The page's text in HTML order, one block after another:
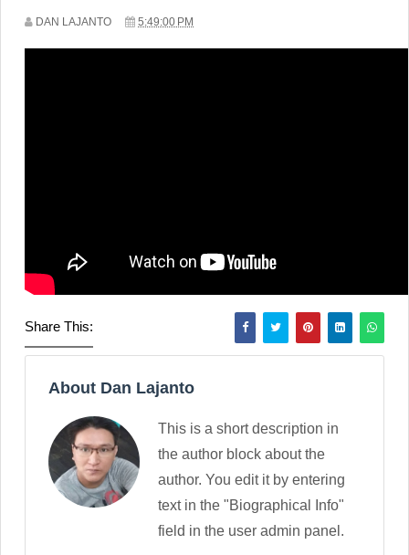
DAN LAJANTO 5:49:00 PM
Share This:
About Dan Lajanto
This is a short description in
the author block about the
author. You edit it by entering
text in the "Biographical Info"
field in the user admin panel.